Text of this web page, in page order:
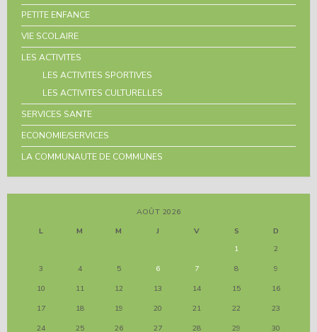
PETITE ENFANCE
VIE SCOLAIRE
LES ACTIVITES
LES ACTIVITES SPORTIVES
LES ACTIVITES CULTURELLES
SERVICES SANTE
ECONOMIE/SERVICES
LA COMMUNAUTE DE COMMUNES
AOÛT 2026
L
M M J V S
D
1
2
3
4 5 6 7 8
9
10
11 12 13 14 15
16
17
18 19 20 21 22
23
24
25 26 27 28 29
30